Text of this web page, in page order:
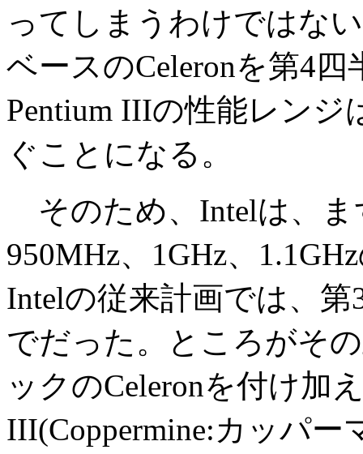
ってしまうわけではな
ベースのCeleronを第4
Pentium IIIの性能レンジ
ぐことになる。
そのため、Intelは、ま
950MHz、1GHz、
Intelの従来計画では、第
でだった。ところがそ
ックのCeleronを付け加
III(Coppermine:カッパ